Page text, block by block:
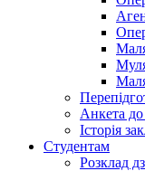
Анкета
Історія
Студентам
Розклад